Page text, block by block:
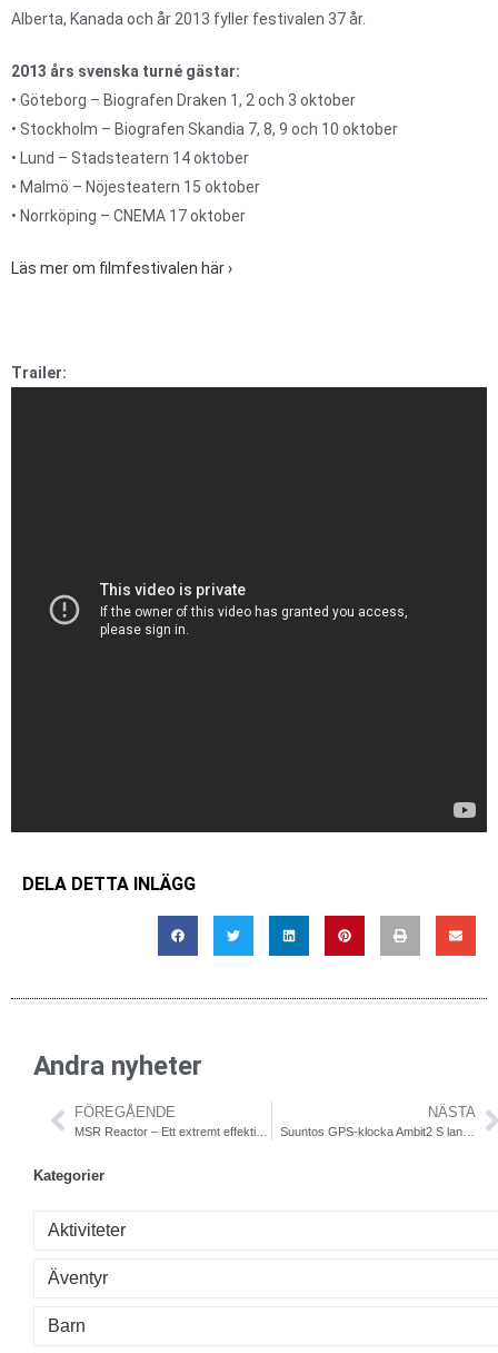
Alberta, Kanada och år 2013 fyller festivalen 37 år.
2013 års svenska turné gästar:
• Göteborg – Biografen Draken 1, 2 och 3 oktober
• Stockholm – Biografen Skandia 7, 8, 9 och 10 oktober
• Lund – Stadsteatern 14 oktober
• Malmö – Nöjesteatern 15 oktober
• Norrköping – CNEMA 17 oktober
Läs mer om filmfestivalen här ›
Trailer:
DELA DETTA INLÄGG
Andra nyheter
FÖREGÅENDE NÄSTA
Suuntos GPS-klocka Ambit2 S lanseras i snygg dammodell
Kategorier
Aktiviteter
Äventyr
Barn